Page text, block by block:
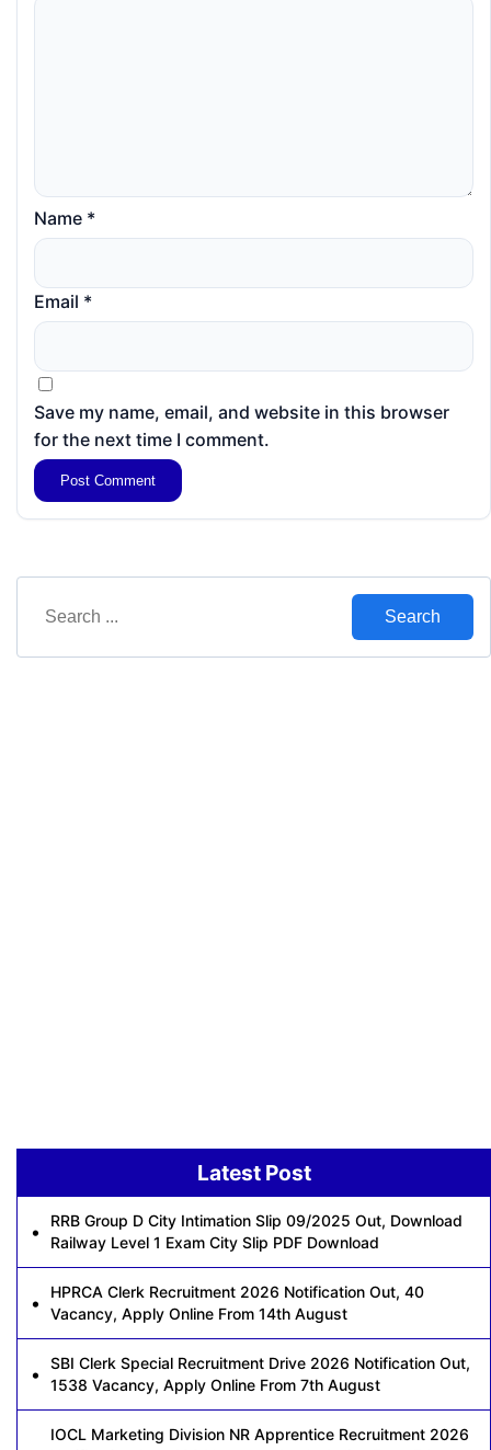
Name *
Email *
Save my name, email, and website in this browser
for the next time I comment.
Search
Latest Post
RRB Group D City Intimation Slip 09/2025 Out, Download
Railway Level 1 Exam City Slip PDF Download
HPRCA Clerk Recruitment 2026 Notification Out, 40
Vacancy, Apply Online From 14th August
SBI Clerk Special Recruitment Drive 2026 Notification Out,
1538 Vacancy, Apply Online From 7th August
IOCL Marketing Division NR Apprentice Recruitment 2026